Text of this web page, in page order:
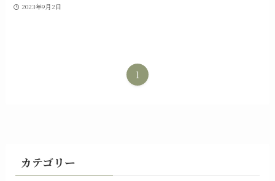
2023年9月2日
1
カテゴリー